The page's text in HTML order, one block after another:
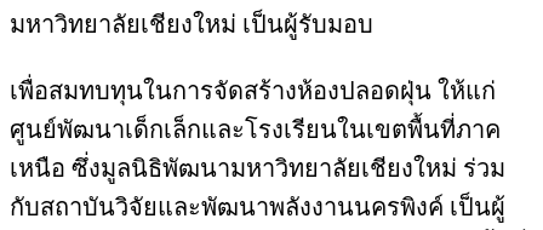
มหาวิทยาลัยเชียงใหม่ เป็นผู้รับมอบ
เพื่อสมทบทุนในการจัดสร้างห้องปลอดฝุ่น ให้แก่
ศูนย์พัฒนาเด็กเล็กและโรงเรียนในเขตพื้นที่ภาค
เหนือ ซึ่งมูลนิธิพัฒนามหาวิทยาลัยเชียงใหม่ ร่วม
กับสถาบันวิจัยและพัฒนาพลังงานนครพิงค์ เป็นผู้